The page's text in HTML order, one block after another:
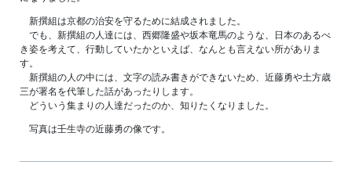
新撰組は京都の治安を守るために結成されました。
でも、新撰組の人達には、西郷隆盛や坂本竜馬のような、日本のあるべ
き姿を考えて、行動していたかといえば、なんとも言えない所がありま
す。
新撰組の人の中には、文字の読み書きができないため、近藤勇や土方歳
三が署名を代筆した話があったりします。
どういう集まりの人達だったのか、知りたくなりました。
写真は壬生寺の近藤勇の像です。